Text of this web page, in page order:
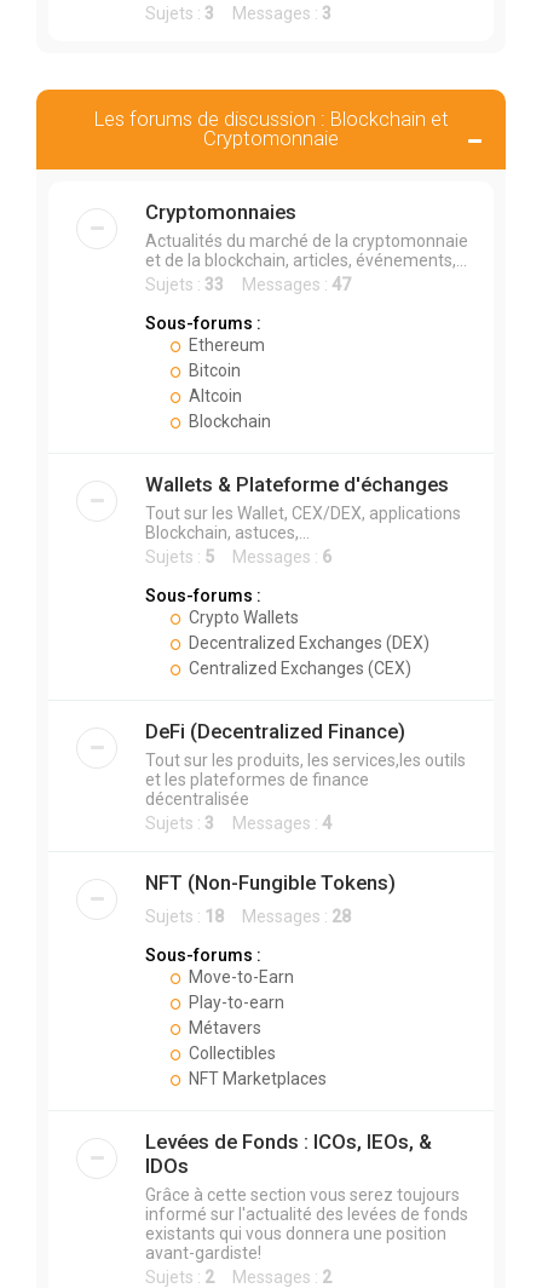
Sujets : 3 Messages : 3
Les forums de discussion : Blockchain et
Cryptomonnaie
Cryptomonnaies
Actualités du marché de la cryptomonnaie
et de la blockchain, articles, événements,...
Sujets : 33 Messages : 47
Sous-forums :
Ethereum
Bitcoin
Altcoin
Blockchain
Wallets & Plateforme d'échanges
Tout sur les Wallet, CEX/DEX, applications
Blockchain, astuces,...
Sujets : 5 Messages : 6
Sous-forums :
Crypto Wallets
Decentralized Exchanges (DEX)
Centralized Exchanges (CEX)
DeFi (Decentralized Finance)
Tout sur les produits, les services,les outils
et les plateformes de finance
décentralisée
Sujets : 3 Messages : 4
NFT (Non-Fungible Tokens)
Sujets : 18 Messages : 28
Sous-forums :
Move-to-Earn
Play-to-earn
Métavers
Collectibles
NFT Marketplaces
Levées de Fonds : ICOs, IEOs, &
IDOs
Grâce à cette section vous serez toujours
informé sur l'actualité des levées de fonds
existants qui vous donnera une position
avant-gardiste!
Sujets : 2Messages : 2